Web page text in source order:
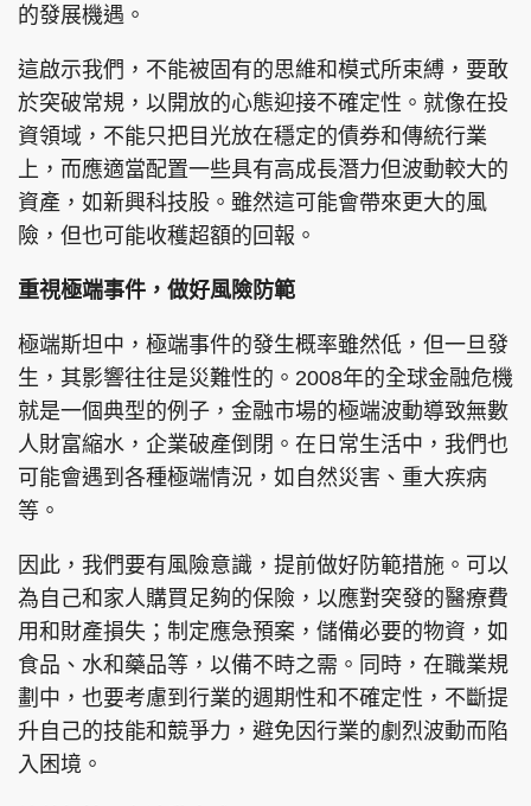
頭條搵工
關於我們
聯絡我們
隱私政策聲明
使用條款
版權及免責聲明
©Eastweek.com.hk. All rights reserved.
的發展機遇。
這啟示我們，不能被固有的思維和模式所束縛，要敢
於突破常規，以開放的心態迎接不確定性。就像在投
資領域，不能只把目光放在穩定的債券和傳統行業
上，而應適當配置一些具有高成長潛力但波動較大的
資產，如新興科技股。雖然這可能會帶來更大的風
險，但也可能收穫超額的回報。
重視極端事件，做好風險防範
極端斯坦中，極端事件的發生概率雖然低，但一旦發
生，其影響往往是災難性的。2008年的全球金融危機
就是一個典型的例子，金融市場的極端波動導致無數
人財富縮水，企業破產倒閉。在日常生活中，我們也
可能會遇到各種極端情況，如自然災害、重大疾病
等。
因此，我們要有風險意識，提前做好防範措施。可以
為自己和家人購買足夠的保險，以應對突發的醫療費
用和財產損失；制定應急預案，儲備必要的物資，如
食品、水和藥品等，以備不時之需。同時，在職業規
劃中，也要考慮到行業的週期性和不確定性，不斷提
升自己的技能和競爭力，避免因行業的劇烈波動而陷
入困境。